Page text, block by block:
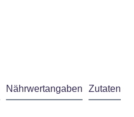
Nährwertangaben Zutaten